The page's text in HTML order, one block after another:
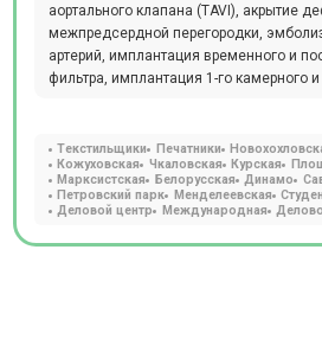
аортального клапана (TAVI), акрытие
межпредсердной перегородки,
артерий, имплантация временного и
фильтра, имплантация 1-го камерного
Текстильщики Печатники
Кожуховская
Чкаловская Курская
Марксистская
Белорусская Динамо
Петровский парк
Менделеевская
Деловой центр
Международная